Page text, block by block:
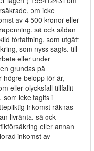
om ieke
av 4 500 kronor eller
sä oek sådan
författning, som utgått
som nyss sagts. till
eller under
grundas pä
högre belopp för är,
eller olycksfall tillfallit
som icke tagits i
inkomst räknas
livränta. sä ock
eller annan
inkomst av